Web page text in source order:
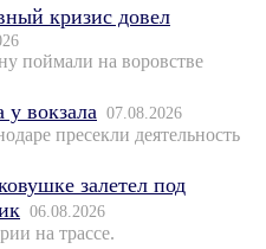
кризис довел
поймали на воровстве
у вокзала 07.08.2026
пресекли деятельность
залетел под
06.08.2026
на трассе.